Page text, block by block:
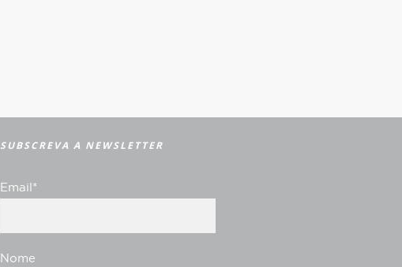
SUBSCREVA A NEWSLETTER
Email*
Nome